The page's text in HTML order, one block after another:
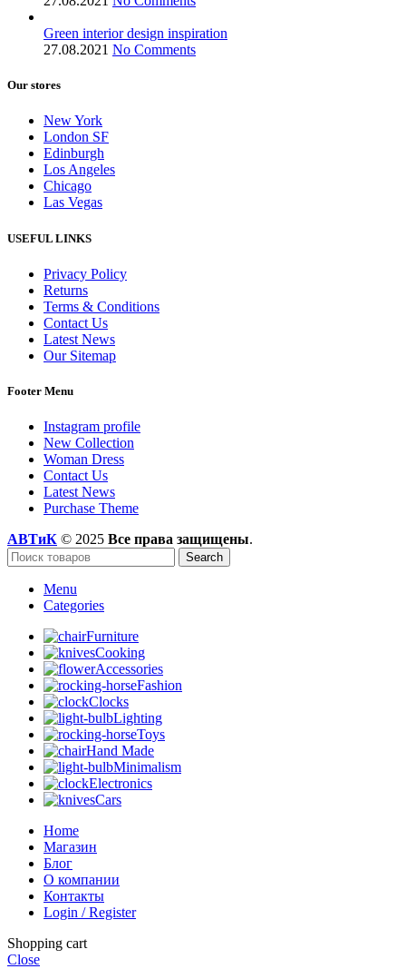
Green interior design inspiration
27.08.2021 No Comments
Our stores
New York
London SF
Edinburgh
Los Angeles
Chicago
Las Vegas
USEFUL LINKS
Privacy Policy
Returns
Terms & Conditions
Contact Us
Latest News
Our Sitemap
Footer Menu
Instagram profile
New Collection
Woman Dress
Contact Us
Latest News
Purchase Theme
АВТиК © 2025 Все права защищены.
Search
Menu
Categories
Furniture
Cooking
Accessories
Fashion
Clocks
Lighting
Toys
Hand Made
Minimalism
Electronics
Cars
Home
Магазин
Блог
О компании
Контакты
Login / Register
Shopping cart
Close